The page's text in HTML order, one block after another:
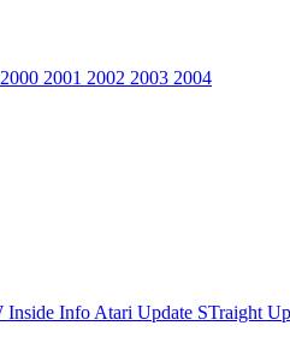
2000 2001 2002 2003 2004
Inside Info Atari Update STraight Up